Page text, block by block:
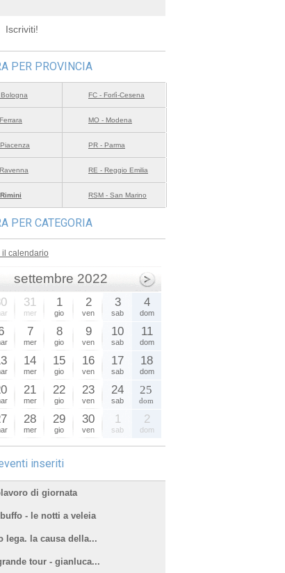
Iscriviti!
PER PROVINCIA
FC - Forlì-Cesena
MO - Modena
PR - Parma
RE - Reggio Emilia
RSM - San Marino
PER CATEGORIA
calendario
settembre 2022
31
mer
1
gio
2
ven
3
sab
4
dom
7
mer
8
gio
9
ven
10
sab
11
dom
14
mer
15
gio
16
ven
17
sab
18
dom
21
mer
22
gio
23
ven
24
sab
25
dom
28
mer
29
gio
30
ven
1
sab
2
dom
inseriti
di giornata
- le notti a veleia
lega. la causa della...
tour - gianluca...